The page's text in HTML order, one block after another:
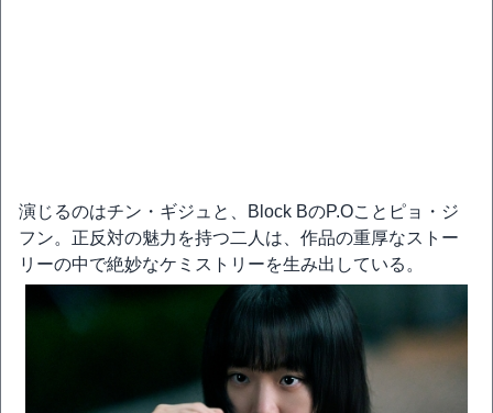
演じるのはチン・ギジュと、Block BのP.Oことピョ・ジ
フン。正反対の魅力を持つ二人は、作品の重厚なストー
リーの中で絶妙なケミストリーを生み出している。